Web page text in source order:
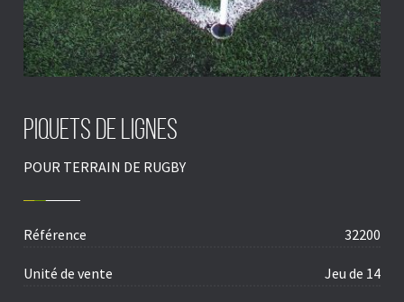
Piquets de lignes
POUR TERRAIN DE RUGBY
Référence 32200
Unité de vente Jeu de 14